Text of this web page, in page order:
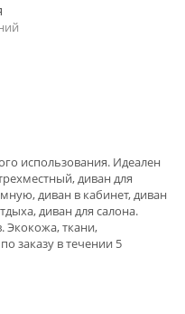
использования. Идеален
диван для
диван в кабинет, диван
диван для салона.
Экокожа, ткани,
заказу в течении 5